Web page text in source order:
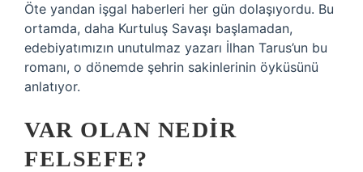
Öte yandan işgal haberleri her gün dolaşıyordu. Bu
ortamda, daha Kurtuluş Savaşı başlamadan,
edebiyatımızın unutulmaz yazarı İlhan Tarus’un bu
romanı, o dönemde şehrin sakinlerinin öyküsünü
anlatıyor.
VAR OLAN NEDIR
FELSEFE?